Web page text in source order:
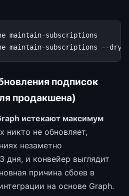
maintain-subscriptions
maintain-subscriptions
подписок
продакшена)
истекают максимум
никто не обновляет,
незаметно
дня, и конвейер выглядит
причина сбоев в
на основе Graph.